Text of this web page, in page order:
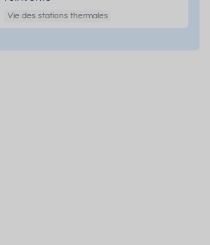
Vie des stations thermales